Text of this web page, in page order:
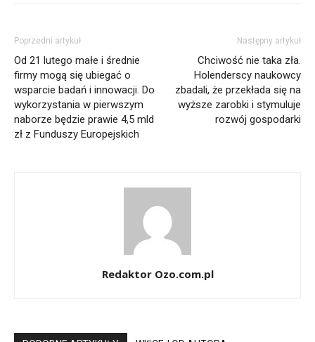
Poprzedni artykuł
Od 21 lutego małe i średnie
firmy mogą się ubiegać o
wsparcie badań i innowacji. Do
wykorzystania w pierwszym
naborze będzie prawie 4,5 mld
zł z Funduszy Europejskich
Następny artykuł
Chciwość nie taka zła.
Holenderscy naukowcy
zbadali, że przekłada się na
wyższe zarobki i stymuluje
rozwój gospodarki
Redaktor Ozo.com.pl